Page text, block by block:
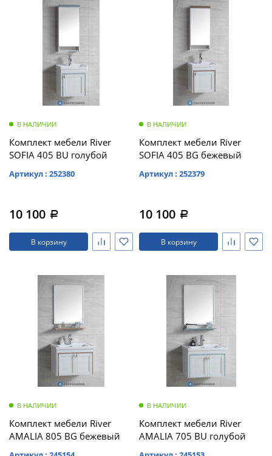
В НАЛИЧИИ
Комплект мебели River
SOFIA 405 BU голубой
Артикул : 252380
10 100 a
В корзину
В НАЛИЧИИ
Комплект мебели River
SOFIA 405 BG бежевый
Артикул : 252379
10 100 a
В корзину
В НАЛИЧИИ
Комплект мебели River
AMALIA 805 BG бежевый
В НАЛИЧИИ
Комплект мебели River
AMALIA 705 BU голубой